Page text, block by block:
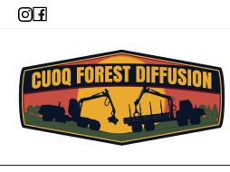
Aller
principal